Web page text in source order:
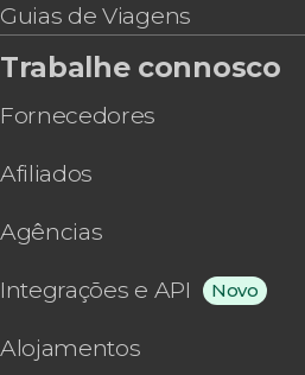
Guias de Viagens
Trabalhe connosco
Fornecedores
Afiliados
Agências
Integrações e API Novo
Alojamentos